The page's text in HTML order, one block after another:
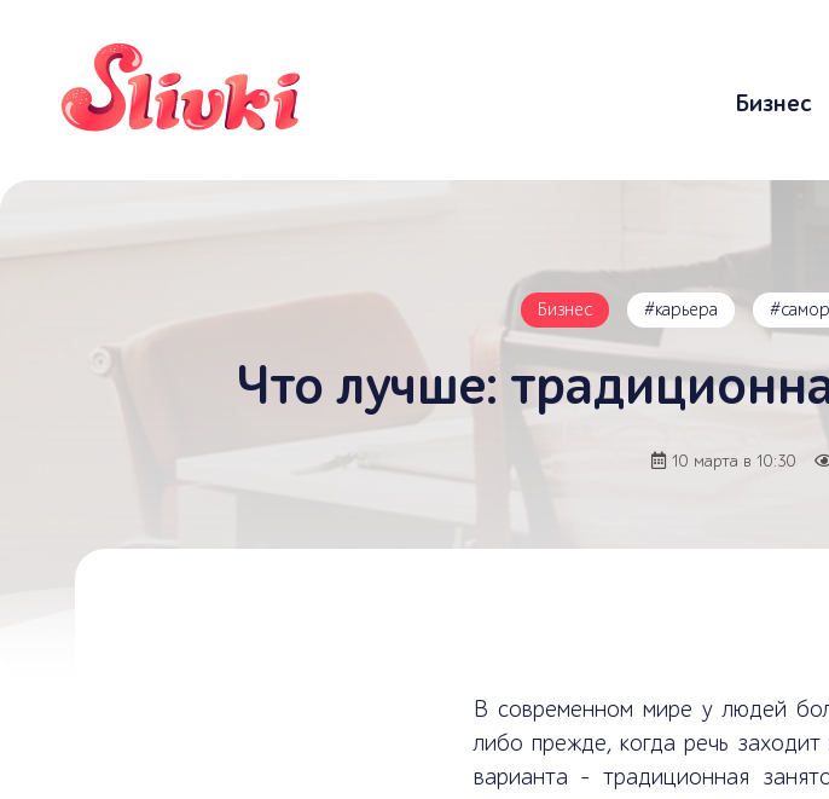
Бизнес
Бизнес #карьера
Что лучше:
10 марта в 10:30
В современном мире у людей
либо прежде, когда речь
варианта - традиционная